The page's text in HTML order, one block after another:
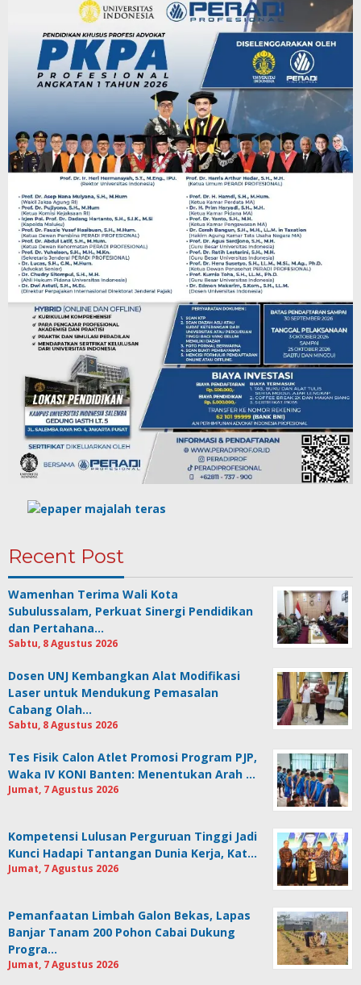
Recent Post
Wamenhan Terima Wali Kota
Subulussalam, Perkuat Sinergi Pendidikan
dan Pertahana…
Sabtu, 8 Agustus 2026
Dosen UNJ Kembangkan Alat Modifikasi
Laser untuk Mendukung Pemasalan
Cabang Olah…
Sabtu, 8 Agustus 2026
Tes Fisik Calon Atlet Promosi Program PJP,
Waka IV KONI Banten: Menentukan Arah …
Jumat, 7 Agustus 2026
Kompetensi Lulusan Perguruan Tinggi Jadi
Kunci Hadapi Tantangan Dunia Kerja, Kat…
Jumat, 7 Agustus 2026
Pemanfaatan Limbah Galon Bekas, Lapas
Banjar Tanam 200 Pohon Cabai Dukung
Progra…
Jumat, 7 Agustus 2026